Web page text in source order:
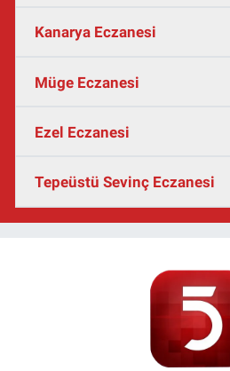
Kanarya Eczanesi
Müge Eczanesi
Ezel Eczanesi
Tepeüstü Sevinç Eczanesi